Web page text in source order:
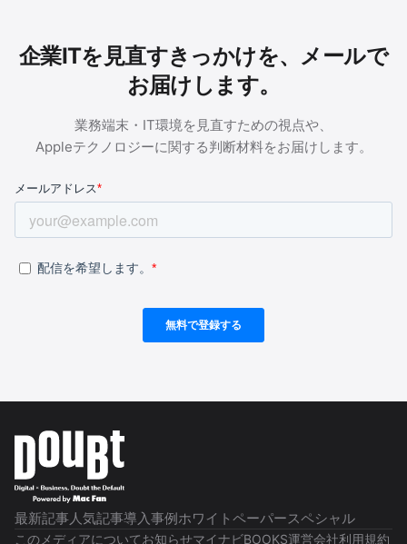
企業ITを見直すきっかけを、メールで
お届けします。
業務端末・IT環境を見直すための視点や、
Appleテクノロジーに関する判断材料をお届けします。
最新記事人気記事導入事例ホワイトペーパースペシャル
このメディアについてお知らせマイナビBOOKS運営会社利用規約